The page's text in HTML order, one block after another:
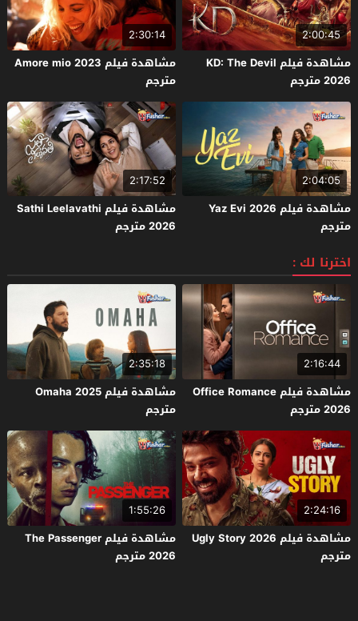
2:00:45
مشاهدة فيلم KD: The Devil
2026 مترجم
2:30:14
مشاهدة فيلم Amore mio 2023
مترجم
2:04:05
مشاهدة فيلم Yaz Evi 2026
مترجم
2:17:52
مشاهدة فيلم Sathi Leelavathi
2026 مترجم
اخترنا لك :
2:16:44
مشاهدة فيلم Office Romance
2026 مترجم
2:35:18
مشاهدة فيلم Omaha 2025
مترجم
2:24:16
مشاهدة فيلم Ugly Story 2026
مترجم
1:55:26
مشاهدة فيلم The Passenger
2026 مترجم